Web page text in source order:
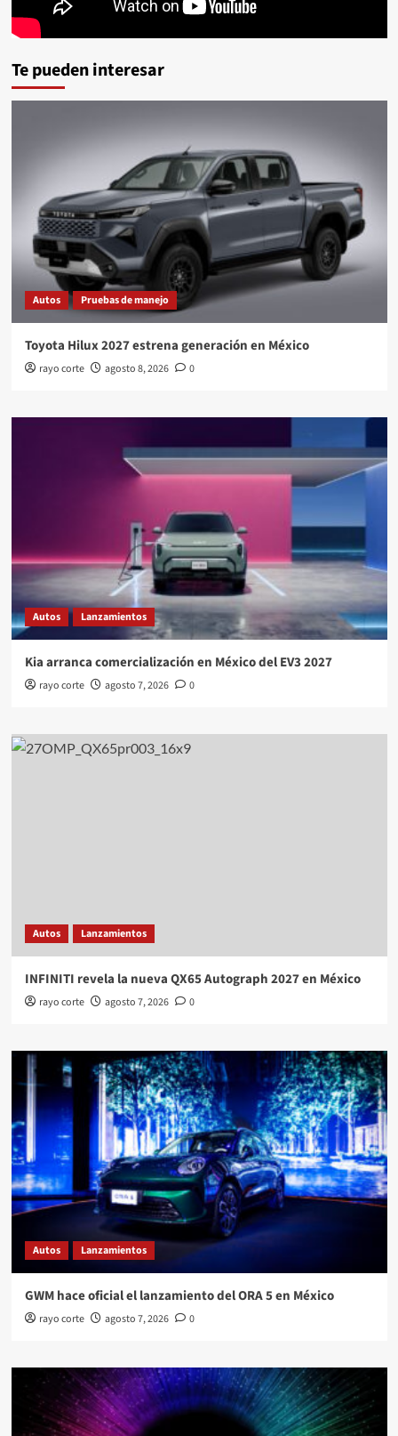
Te pueden interesar
Autos Pruebas de manejo
Toyota Hilux 2027 estrena generación en México
rayo corte agosto 8, 2026 0
Autos Lanzamientos
Kia arranca comercialización en México del EV3 2027
rayo corte agosto 7, 2026 0
Autos Lanzamientos
INFINITI revela la nueva QX65 Autograph 2027 en México
rayo corte agosto 7, 2026 0
Autos Lanzamientos
GWM hace oficial el lanzamiento del ORA 5 en México
rayo corte agosto 7, 2026 0